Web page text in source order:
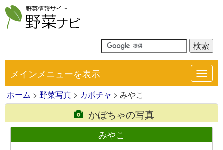
メインメニューを表示
ホーム > 野菜写真 > カボチャ > みやこ
かぼちゃの写真
みやこ